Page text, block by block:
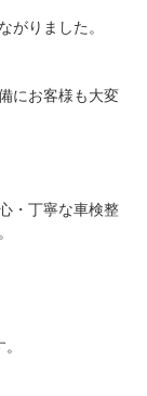
がりました。
にお客様も大変
・丁寧な車検整